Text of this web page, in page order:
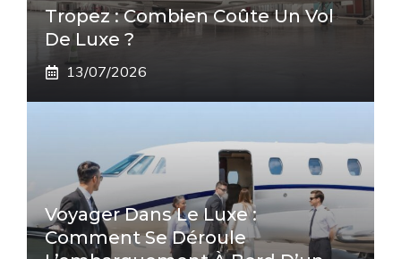
Tropez : Combien Coûte Un Vol
De Luxe ?
13/07/2026
Voyager Dans Le Luxe :
Comment Se Déroule